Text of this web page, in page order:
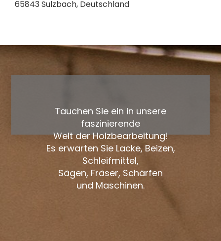
65843 Sulzbach, Deutschland
Tauchen Sie ein in unsere
faszinierende
Welt der Holzbearbeitung!
Es erwarten Sie Lacke, Beizen,
Schleifmittel,
Sägen, Fräser, Schärfen
und Maschinen.